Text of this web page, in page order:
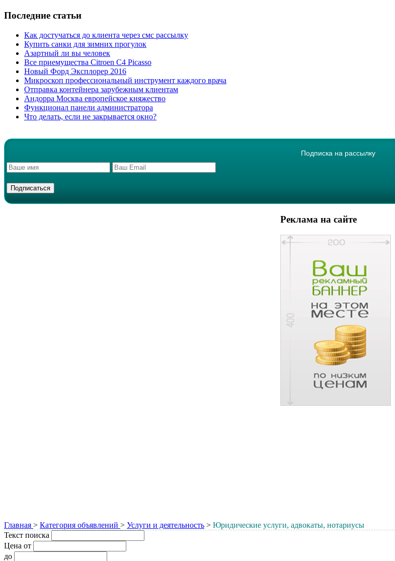
Последние статьи
Как достучаться до клиента через смс рассылку
Купить санки для зимних прогулок
Азартный ли вы человек
Все приемущества Сitroen C4 Picasso
Новый Форд Эксплорер 2016
Микроскоп профессиональный инструмент каждого врача
Отправка контейнера зарубежным клиентам
Андорра Москва европейское княжество
Функционал панели администратора
Что делать, если не закрывается окно?
Подписка на рассылку
Реклама на сайте
Главная > Категория объявлений > Услуги и деятельность > Юридические услуги, адвокаты, нотариусы
Текст поиска
Цена от
до